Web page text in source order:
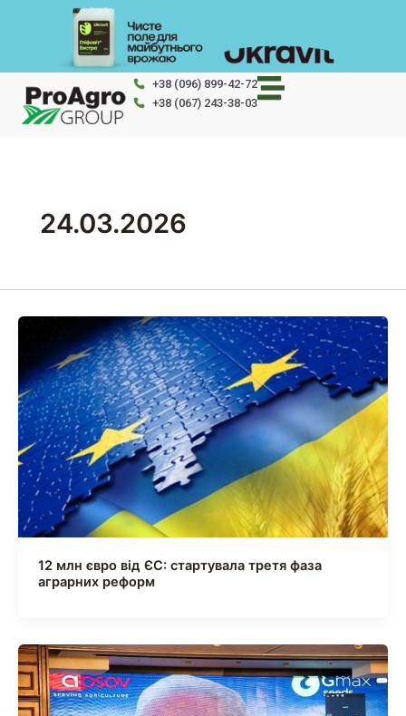
+38 (096) 899-42-72
+38 (067) 243-38-03
24.03.2026
12 млн євро від ЄС: стартувала третя фаза
аграрних реформ